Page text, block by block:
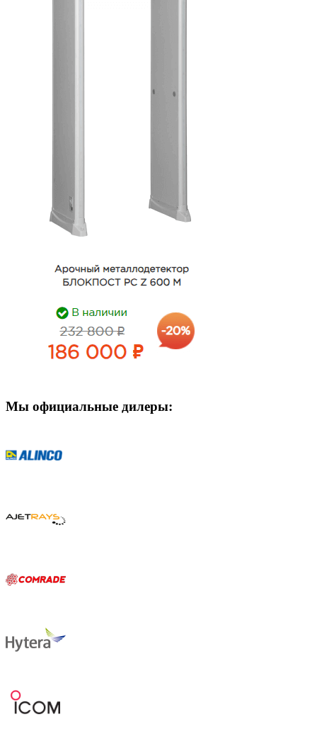
Мы официальные дилеры: